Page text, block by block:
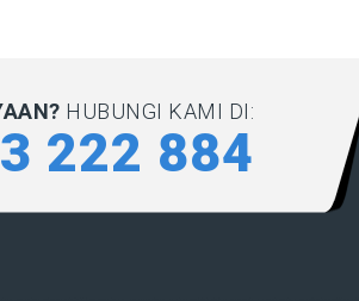
HUBUNGI KAMI DI:
222 884